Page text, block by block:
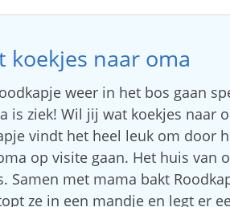
koekjes naar oma
weer in het bos gaan
is ziek! Wil jij wat koekjes naar
vindt het heel leuk om door
op visite gaan. Het huis van
Samen met mama bakt
ze in een mandje en legt er